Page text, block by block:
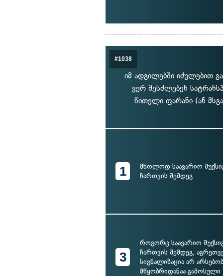
#1038
იმ ადგილებში იძულებით
ვერ შესძლებენ
წითელი ფარანი (ან
1
მხოლოდ საავარიო
ჩართვის შემდეგ
3
როგორც საავარიო
ჩართვის შემდეგ,
სიგნალიზაცია არ
მწყობრიდანაა გამოსული